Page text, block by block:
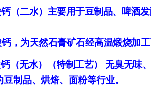
（二水）主要用于豆制品、啤酒
，为天然石膏矿石经高温煅烧加
（无水）（特制工艺） 无臭无味
制品、烘焙、面粉等行业。